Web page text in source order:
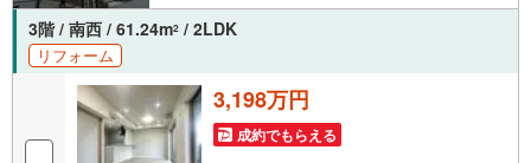
3階 / 南西 / 61.24m2 / 2LDK
リフォーム
3,198万円
成約でもらえる